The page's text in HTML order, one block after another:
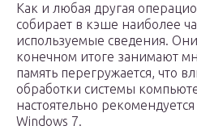
Как и любая другая
собирает в кэше наиболее
используемые сведения.
конечном итоге занимают
память перегружается, что
обработки системы
настоятельно
Windows 7.